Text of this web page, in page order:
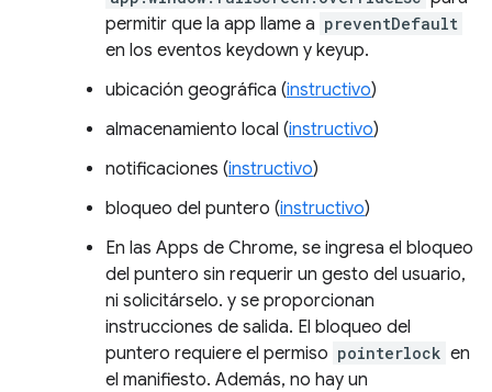
permitir que la app llame a preventDefault
en los eventos keydown y keyup.
ubicación geográfica (instructivo)
almacenamiento local (instructivo)
notificaciones (instructivo)
bloqueo del puntero (instructivo)
En las Apps de Chrome, se ingresa el bloqueo
del puntero sin requerir un gesto del usuario,
ni solicitárselo. y se proporcionan
instrucciones de salida. El bloqueo del
puntero requiere el permiso pointerlock en
el manifiesto. Además, no hay un